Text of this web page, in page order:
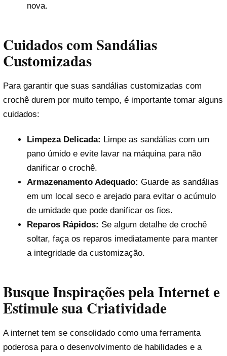
nova.
Cuidados com Sandálias
Customizadas
Para garantir que suas sandálias customizadas com
crochê durem por muito tempo, é importante tomar alguns
cuidados:
Limpeza Delicada: Limpe as sandálias com um
pano úmido e evite lavar na máquina para não
danificar o crochê.
Armazenamento Adequado: Guarde as sandálias
em um local seco e arejado para evitar o acúmulo
de umidade que pode danificar os fios.
Reparos Rápidos: Se algum detalhe de crochê
soltar, faça os reparos imediatamente para manter
a integridade da customização.
Busque Inspirações pela Internet e
Estimule sua Criatividade
A internet tem se consolidado como uma ferramenta
poderosa para o desenvolvimento de habilidades e a